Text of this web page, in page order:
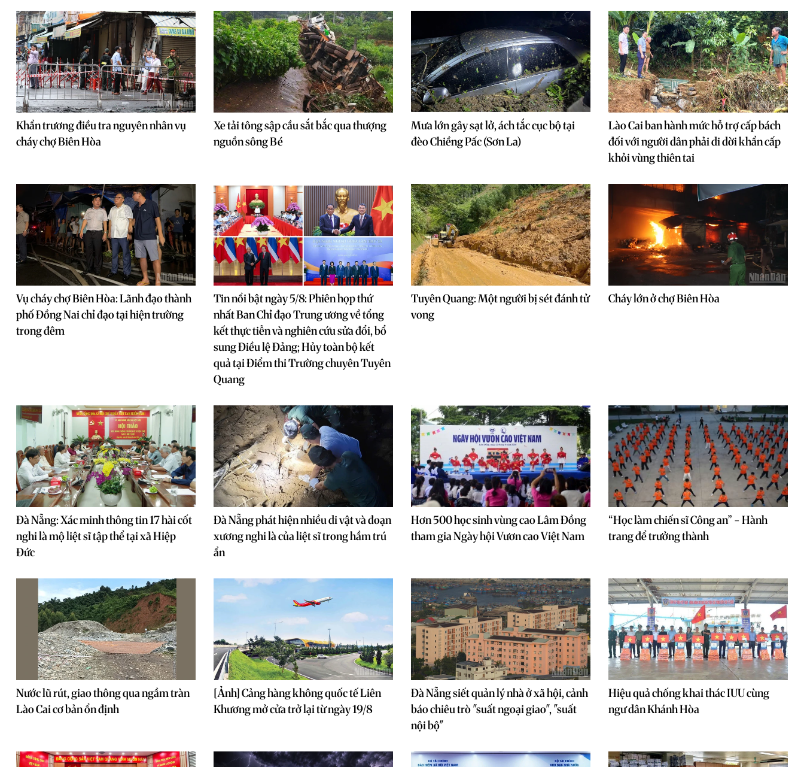
Khẩn trương điều tra nguyên nhân vụ
cháy chợ Biên Hòa
Xe tải tông sập cầu sắt bắc qua thượng
nguồn sông Bé
Mưa lớn gây sạt lở, ách tắc cục bộ tại
đèo Chiềng Pấc (Sơn La)
Lào Cai ban hành mức hỗ trợ cấp bách
đối với người dân phải di dời khẩn cấp
khỏi vùng thiên tai
Vụ cháy chợ Biên Hòa: Lãnh đạo thành
phố Đồng Nai chỉ đạo tại hiện trường
trong đêm
Tin nổi bật ngày 5/8: Phiên họp thứ
nhất Ban Chỉ đạo Trung ương về tổng
kết thực tiễn và nghiên cứu sửa đổi, bổ
sung Điều lệ Đảng; Hủy toàn bộ kết
quả tại Điểm thi Trường chuyên Tuyên
Quang
Tuyên Quang: Một người bị sét đánh tử
vong
Cháy lớn ở chợ Biên Hòa
Đà Nẵng: Xác minh thông tin 17 hài cốt
nghi là mộ liệt sĩ tập thể tại xã Hiệp
Đức
Đà Nẵng phát hiện nhiều di vật và đoạn
xương nghi là của liệt sĩ trong hầm trú
ẩn
Hơn 500 học sinh vùng cao Lâm Đồng
tham gia Ngày hội Vươn cao Việt Nam
“Học làm chiến sĩ Công an” - Hành
trang để trưởng thành
Nước lũ rút, giao thông qua ngầm tràn
Lào Cai cơ bản ổn định
[Ảnh] Cảng hàng không quốc tế Liên
Khương mở cửa trở lại từ ngày 19/8
Đà Nẵng siết quản lý nhà ở xã hội, cảnh
báo chiêu trò "suất ngoại giao", "suất
nội bộ"
Hiệu quả chống khai thác IUU cùng
ngư dân Khánh Hòa